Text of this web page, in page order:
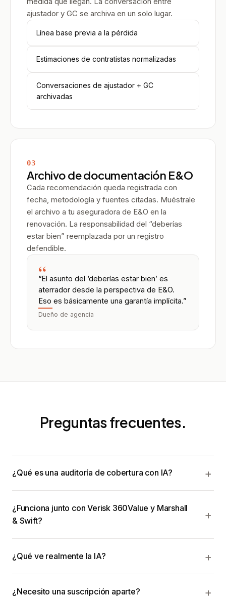
ajustador y GC se archiva en un solo lugar.
Línea base previa a la pérdida
Estimaciones de contratistas normalizadas
Conversaciones de ajustador + GC
archivadas
03
Archivo de documentación E&O
Cada recomendación queda registrada con
fecha, metodología y fuentes citadas. Muéstrale
el archivo a tu aseguradora de E&O en la
renovación. La responsabilidad del “deberías
estar bien” reemplazada por un registro
defendible.
“
“El asunto del ‘deberías estar bien’ es
aterrador desde la perspectiva de E&O.
Eso es básicamente una garantía implícita.”
Dueño de agencia
Preguntas frecuentes.
¿Qué es una auditoría de cobertura con IA?
¿Funciona junto con Verisk 360Value y Marshall
& Swift?
¿Qué ve realmente la IA?
¿Necesito una suscripción aparte?